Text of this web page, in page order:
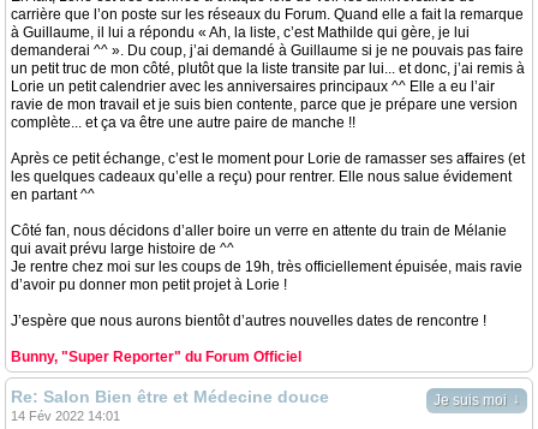
carrière que l’on poste sur les réseaux du Forum. Quand elle a fait la remarque
à Guillaume, il lui a répondu « Ah, la liste, c’est Mathilde qui gère, je lui
demanderai ^^ ». Du coup, j’ai demandé à Guillaume si je ne pouvais pas faire
un petit truc de mon côté, plutôt que la liste transite par lui... et donc, j’ai remis à
Lorie un petit calendrier avec les anniversaires principaux ^^ Elle a eu l’air
ravie de mon travail et je suis bien contente, parce que je prépare une version
complète... et ça va être une autre paire de manche !!
Après ce petit échange, c’est le moment pour Lorie de ramasser ses affaires (et
les quelques cadeaux qu’elle a reçu) pour rentrer. Elle nous salue évidement
en partant ^^
Côté fan, nous décidons d’aller boire un verre en attente du train de Mélanie
qui avait prévu large histoire de ^^
Je rentre chez moi sur les coups de 19h, très officiellement épuisée, mais ravie
d’avoir pu donner mon petit projet à Lorie !
J’espère que nous aurons bientôt d’autres nouvelles dates de rencontre !
Bunny, "Super Reporter" du Forum Officiel
Je suis moi ↓
Re: Salon Bien être et Médecine douce
14 Fév 2022 14:01